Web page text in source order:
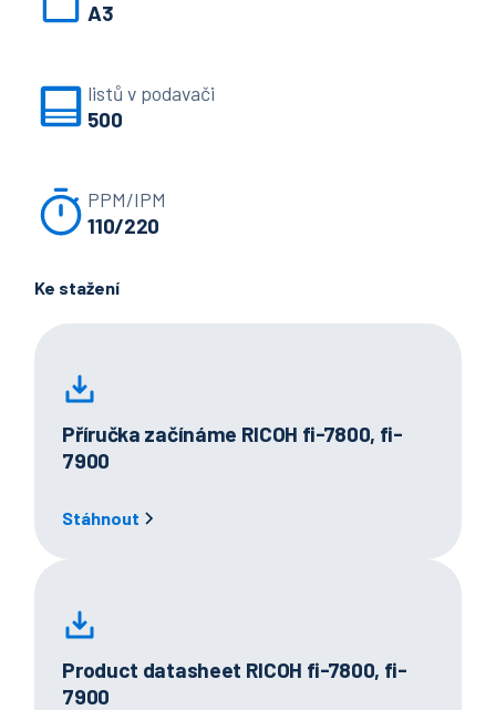
A3
listů v podavači
500
PPM/IPM
110/220
Ke stažení
Příručka začínáme RICOH fi-7800, fi-
7900
Stáhnout
Product datasheet RICOH fi-7800, fi-
7900